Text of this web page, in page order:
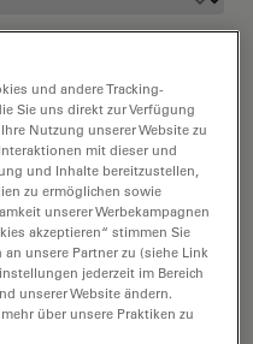
und andere Tracking-
Sie uns direkt zur Verfügung
Nutzung unserer Website zu
mit dieser und
und Inhalte bereitzustellen,
zu ermöglichen sowie
unserer Werbekampagnen
akzeptieren“ stimmen Sie
unsere Partner zu (siehe Link
jederzeit im Bereich
unserer Website ändern.
über unsere Praktiken zu